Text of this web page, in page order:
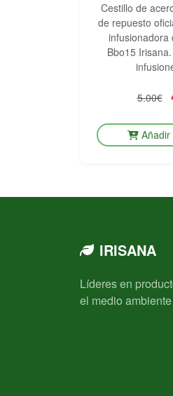
Cestillo de
de repuesto
infusionadora
Bbo15
5.00€
Añadir
IRISANA
Líderes en
el medio